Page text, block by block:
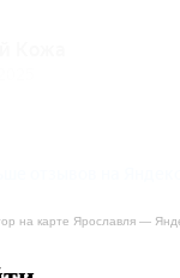
на карте Ярославля —